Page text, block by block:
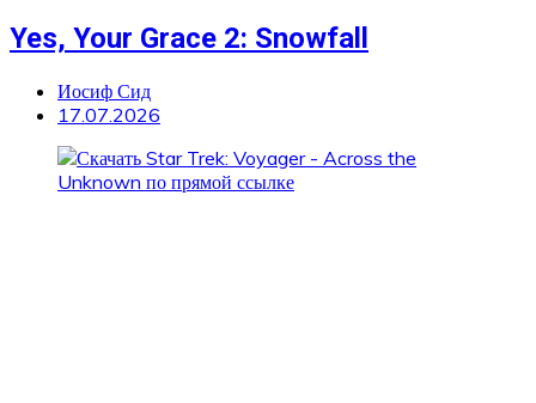
Yes, Your Grace 2: Snowfall
Иосиф Сид
17.07.2026